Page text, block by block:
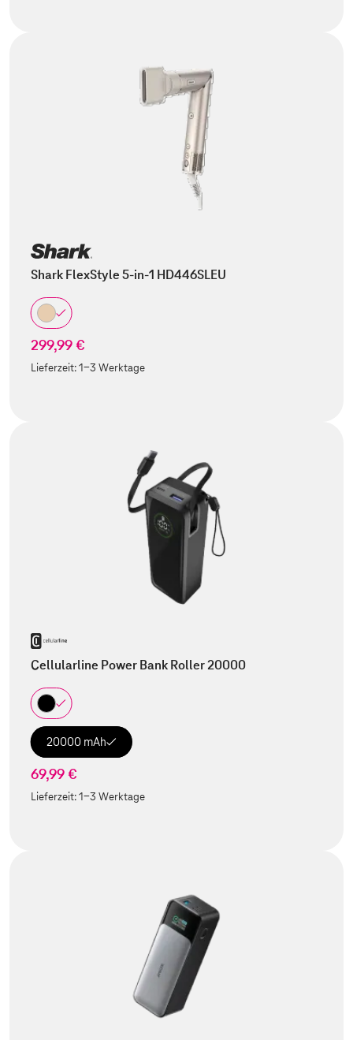
Shark FlexStyle 5-in-1 HD446SLEU
299,99 €
Lieferzeit:1-3 Werktage
Cellularline Power Bank Roller 20000
20000 mAh
69,99 €
Lieferzeit:1-3 Werktage